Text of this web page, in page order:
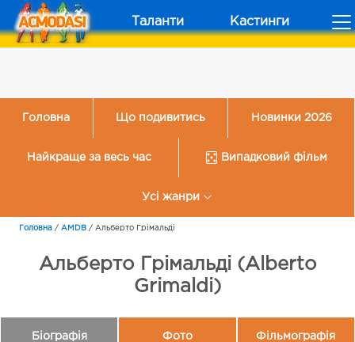
Таланти Кастинги
Головна Що подивитись Новинки 2026
Найкраще за весь час Випадковий фільм
Усі жанри
Головна / AMDB / Альберто Грімальді
Альберто Грімальді (Alberto
Grimaldi)
Біографія Фото Фільмографія